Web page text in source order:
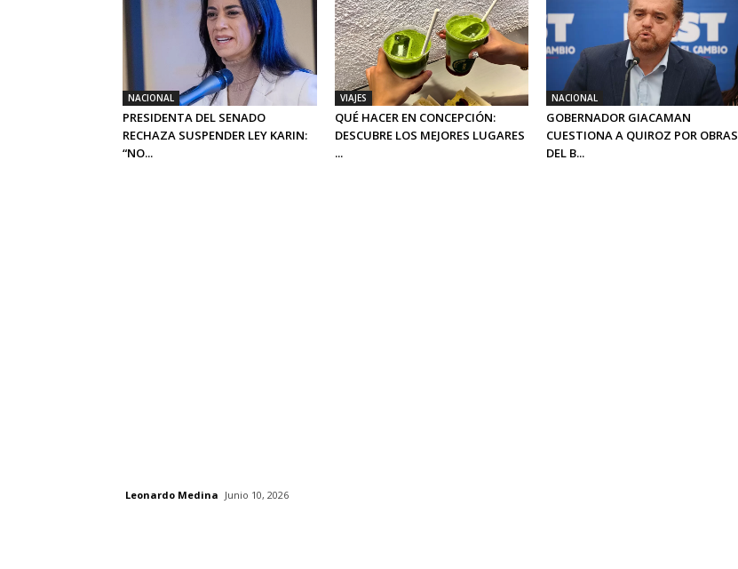
NACIONAL
PRESIDENTA DEL SENADO
RECHAZA SUSPENDER LEY KARIN:
“NO...
VIAJES
QUÉ HACER EN CONCEPCIÓN:
DESCUBRE LOS MEJORES LUGARES
...
NACIONAL
GOBERNADOR GIACAMAN
CUESTIONA A QUIROZ POR OBRAS
DEL B...
Leonardo Medina Junio 10, 2026